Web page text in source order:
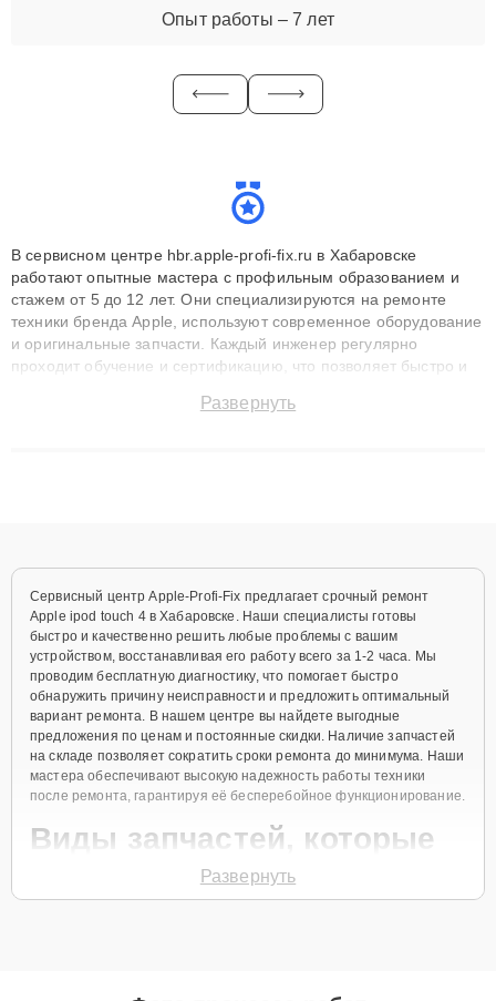
Опыт работы – 7 лет
В сервисном центре hbr.apple-profi-fix.ru в Хабаровске
работают опытные мастера с профильным образованием и
стажем от 5 до 12 лет. Они специализируются на ремонте
техники бренда Apple, используют современное оборудование
и оригинальные запчасти. Каждый инженер регулярно
проходит обучение и сертификацию, что позволяет быстро и
сохранением гарантии до 3 лет. Наши мастера решают
Развернуть
Сервисный центр Apple-Profi-Fix предлагает срочный ремонт
Apple ipod touch 4 в Хабаровске. Наши специалисты готовы
быстро и качественно решить любые проблемы с вашим
устройством, восстанавливая его работу всего за 1-2 часа. Мы
проводим бесплатную диагностику, что помогает быстро
обнаружить причину неисправности и предложить оптимальный
вариант ремонта. В нашем центре вы найдете выгодные
предложения по ценам и постоянные скидки. Наличие запчастей
на складе позволяет сократить сроки ремонта до минимума. Наши
мастера обеспечивают высокую надежность работы техники
после ремонта, гарантируя её бесперебойное функционирование.
Виды запчастей, которые
мы используем
Развернуть